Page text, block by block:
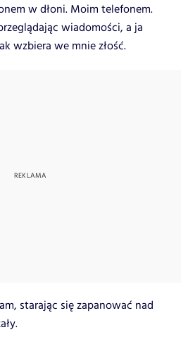
w dłoni. Moim telefonem.
wiadomości, a ja
wzbiera we mnie złość.
starając się zapanować nad